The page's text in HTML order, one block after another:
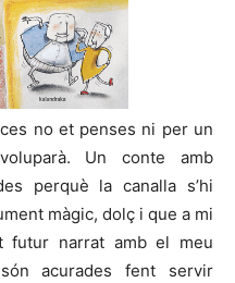
no et penses ni per un
Un conte amb
perquè la canalla s’hi
màgic, dolç i que a mi
futur narrat amb el meu
acurades fent servir